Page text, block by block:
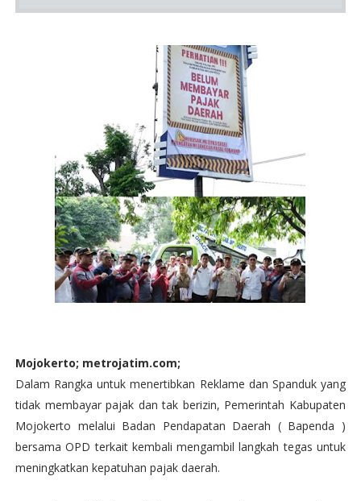
Mojokerto; metrojatim.com;
Dalam Rangka untuk menertibkan Reklame dan Spanduk yang
tidak membayar pajak dan tak berizin, Pemerintah Kabupaten
Mojokerto melalui Badan Pendapatan Daerah ( Bapenda )
bersama OPD terkait kembali mengambil langkah tegas untuk
meningkatkan kepatuhan pajak daerah.